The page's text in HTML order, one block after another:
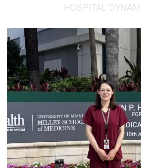
HOSPITAL